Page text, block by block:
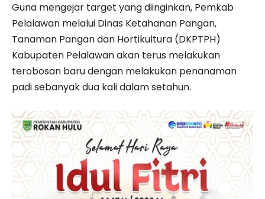
Guna mengejar target yang diinginkan, Pemkab
Pelalawan melalui Dinas Ketahanan Pangan,
Tanaman Pangan dan Hortikultura (DKPTPH)
Kabupaten Pelalawan akan terus melakukan
terobosan baru dengan melakukan penanaman
padi sebanyak dua kali dalam setahun.